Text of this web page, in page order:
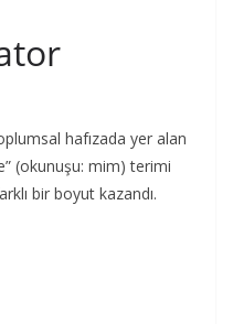
hafızada yer alan
(okunuşu: mim) terimi
bir boyut kazandı.